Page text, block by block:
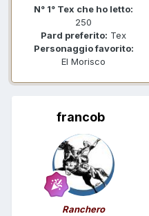
N° 1° Tex che ho letto:
250
Pard preferito: Tex
Personaggio favorito:
El Morisco
francob
Ranchero